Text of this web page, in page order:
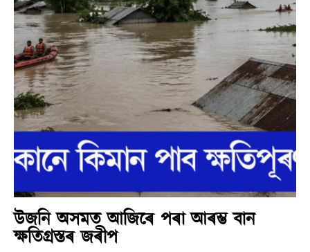
উজনি অসমত আজিৰে পৰা আৰম্ভ বান
ক্ষতিগ্ৰস্তৰ জৰীপ